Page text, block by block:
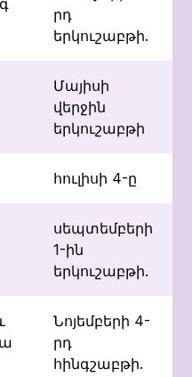
րդ
երկուշաբթի.
Մայիսի
վերջին
երկուշաբթի
հուլիսի 4-ը
սեպտեմբերի
1-ին
երկուշաբթի.
Նոյեմբերի 4-
րդ
հինգշաբթի.